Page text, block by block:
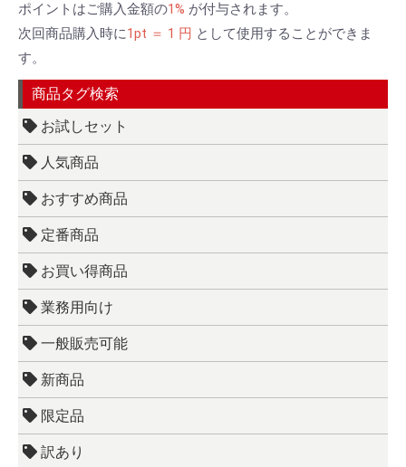
ポイントはご購入金額の1% が付与されます。
次回商品購入時に1pt ＝ 1 円 として使用することができま
す。
商品タグ検索
お試しセット
人気商品
おすすめ商品
定番商品
お買い得商品
業務用向け
一般販売可能
新商品
限定品
訳あり